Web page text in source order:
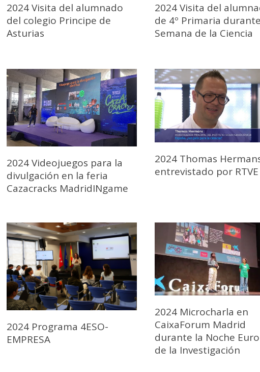
2024 Visita del alumnado
del colegio Principe de
Asturias
2024 Visita del
de 4º Primaria
Semana de la Ciencia
2024 Videojuegos para la
divulgación en la feria
Cazacracks MadridINgame
2024 Thomas
entrevistado por RTVE
2024 Programa 4ESO-
EMPRESA
2024 Microcharla en
CaixaForum Madrid
durante la Noche
de la Investigación